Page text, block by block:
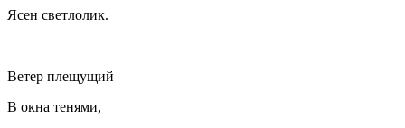
Ясен светлолик.
Ветер плещущий
В окна тенями,